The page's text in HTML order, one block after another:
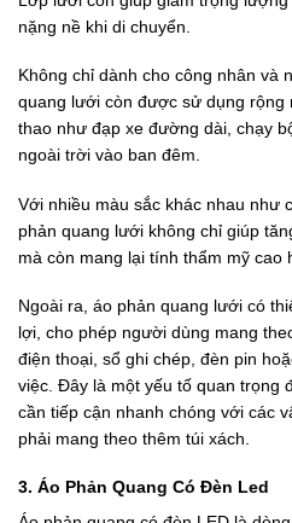
nặng nề khi di chuyển.
Không chỉ dành cho công nhân và
quang lưới còn được sử dụng rộng
thao như đạp xe đường dài, chạy
ngoài trời vào ban đêm.
Với nhiều màu sắc khác nhau như
phản quang lưới không chỉ giúp
mà còn mang lại tính thẩm mỹ cao
Ngoài ra, áo phản quang lưới có
lợi, cho phép người dùng mang
điện thoại, sổ ghi chép, đèn pin
việc. Đây là một yếu tố quan trọng
cần tiếp cận nhanh chóng với các
phải mang theo thêm túi xách.
3. Áo Phản Quang Có Đèn Led